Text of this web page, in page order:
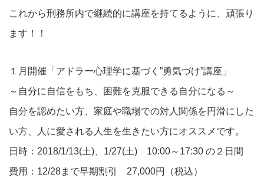
これから刑務所内で継続的に講座を持てるように、頑張り
ます！！
１月開催「アドラー心理学に基づく”勇気づけ”講座」
～自分に自信をもち、困難を克服できる自分になる～
自分を認めたい方、家庭や職場での対人関係を円滑にした
い方、人に愛される人生を生きたい方にオススメです。
日時：2018/1/13(土)、1/27(土) 10:00～17:30 の２日間
費用：12/28まで早期割引 27,000円（税込）